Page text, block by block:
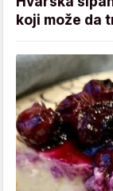
koji može da